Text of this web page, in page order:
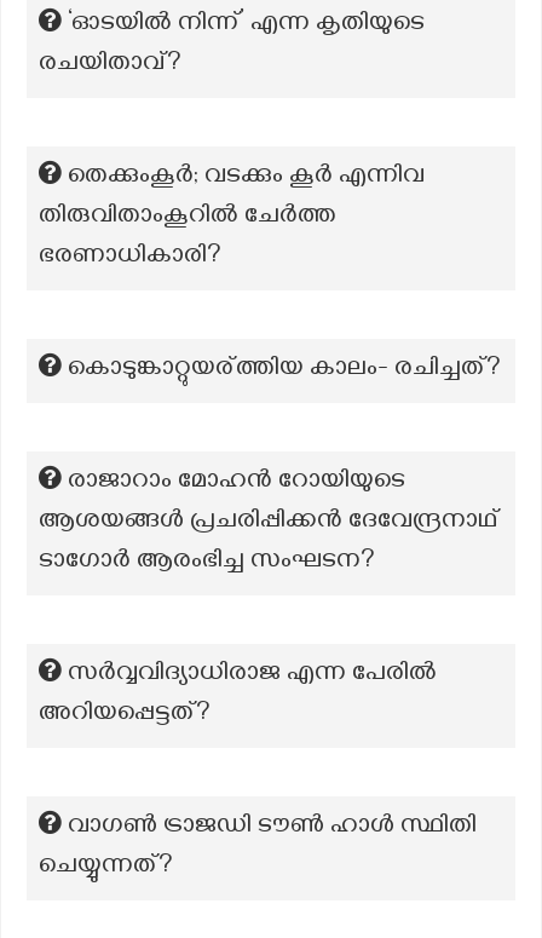
‘ഓടയിൽ നിന്ന്’ എന്ന കൃതിയുടെ
രചയിതാവ്?
തെക്കുംകൂർ; വടക്കും കൂർ എന്നിവ
തിരുവിതാംകൂറിൽ ചേർത്ത
ഭരണാധികാരി?
കൊടുങ്കാറ്റുയര്ത്തിയ കാലം- രചിച്ചത്?
രാജാറാം മോഹൻ റോയിയുടെ
ആശയങ്ങൾ പ്രചരിപ്പിക്കൻ ദേവേന്ദ്രനാഥ്
ടാഗോർ ആരംഭിച്ച സംഘടന?
സർവ്വവിദ്യാധിരാജ എന്ന പേരിൽ
അറിയപ്പെട്ടത്?
വാഗണ്‍ ട്രാജഡി ടൗണ്‍ ഹാള്‍ സ്ഥിതി
ചെയ്യുന്നത്?